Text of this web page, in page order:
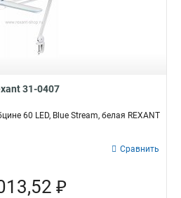
31-0407
60 LED, Blue Stream, белая REXANT
Сравнить
₽